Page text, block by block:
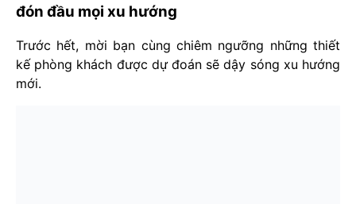
đón đầu mọi xu hướng
Trước hết, mời bạn cùng chiêm ngưỡng những thiết
kế phòng khách được dự đoán sẽ dậy sóng xu hướng
mới.